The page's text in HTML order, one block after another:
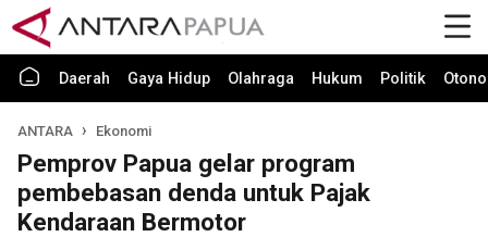
Daerah Gaya Hidup Olahraga Hukum Politik
ANTARA Ekonomi
Pemprov Papua gelar program
pembebasan denda untuk Pajak
Kendaraan Bermotor